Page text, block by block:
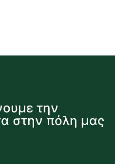
την
στην πόλη μας